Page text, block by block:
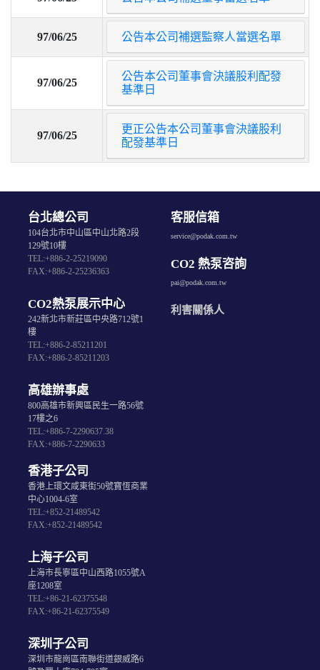
97/06/25 公告本公司補選監察人當選名單
97/06/25
公告本公司董事會決議股利配發
基準日
97/06/25
更正公告本公司董事會決議股利
配發基準日
台北總公司
104台北市中山區中山北路2段
129號10樓
TEL:+886-2-25219090
FAX:+886-2-25236363
CO2熱泵展示中心
242新北市新莊區中央路712號1
樓
TEL:+886-2-85211201
FAX:+886-2-85211203
高雄辦事處
800高雄市新興區民生一路56號
17樓之6
TEL:+886-7-2290637.38
FAX:+886-7-2290633
香港子公司
香港上環文咸東街50號寶恆商業
中心1004-6室
TEL:+852-21489542
FAX:+852-21489542
上海子公司
上海市長寧區中山西路1055號A
座1208室
TEL:+86-21-62375548
FAX:+86-21-62375549
深圳子公司
深圳市龍崗區南聯街道銀威路6
客服信箱
service@podak.com.tw
CO2 熱泵咨詢
pai@podak.com.tw
利害關係人